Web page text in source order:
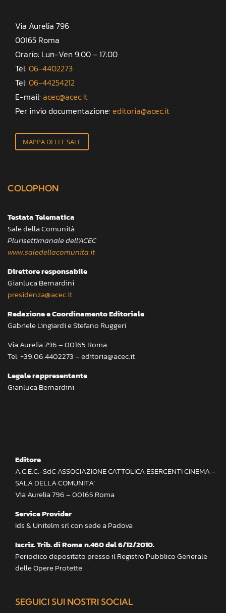
Via Aurelia 796
00165 Roma
Orario: Lun-Ven 9:00 – 17:00
Tel: 06-4402273
Tel: 06-44254212
E-mail: acec@acec.it
Per invio documentazione: editoria@acec.it
MAPPA DELLE SALE
COLOPHON
Testata Telematica
Sale della Comunità
Plurisettimanale dell’ACEC
www.saledellacomunita.it
Direttore responsabile
Gianluca Bernardini
presidenza@acec.it
Redazione e Coordinamento Editoriale
Gabriele Lingiardi e Stefano Ruggeri
Via Aurelia 796 – 00165 Roma
Tel: +39.06.4402273 – editoria@acec.it
Legale rappresentante
Gianluca Bernardini
Editore
A.C.E.C.-SdC ASSOCIAZIONE CATTOLICA ESERCENTI CINEMA –
SALA DELLA COMUNITA’
Via Aurelia 796 – 00165 Roma
Service Provider
Ids & Unitelm srl con sede a Padova
Iscriz. Trib. di Roma n.460 del 6/12/2010.
Periodico depositato presso il Registro Pubblico Generale
delle Opere Protette
SEGUICI SUI NOSTRI SOCIAL